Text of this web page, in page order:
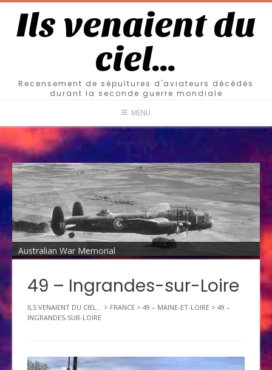
Ils venaient du
ciel…
Recensement de sépultures d'aviateurs décédés
durant la seconde guerre mondiale
MENU
Australian War Memorial
49 – Ingrandes-sur-Loire
ILS VENAIENT DU CIEL... > FRANCE > 49 – MAINE-ET-LOIRE > 49 –
INGRANDES-SUR-LOIRE